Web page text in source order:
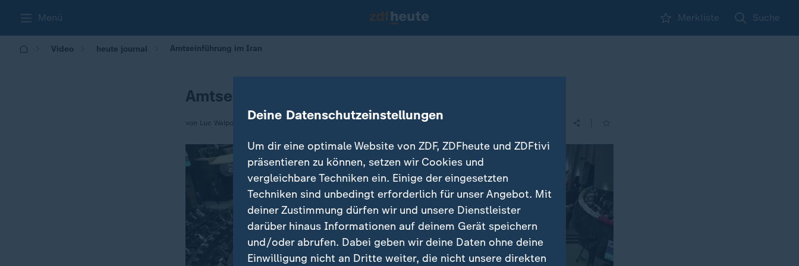
Menü Merkliste Suche
Video heute journal Amtseinführung im Iran
Amtseinführung im Iran
von Luc Walpot Deine Datenschutzeinstellungen
Um dir eine optimale Website von ZDF, ZDFheute und ZDFtivi
präsentieren zu können, setzen wir Cookies und
vergleichbare Techniken ein. Einige der eingesetzten
Techniken sind unbedingt erforderlich für unser Angebot. Mit
deiner Zustimmung dürfen wir und unsere Dienstleister
darüber hinaus Informationen auf deinem Gerät speichern
und/oder abrufen. Dabei geben wir deine Daten ohne deine
Einwilligung nicht an Dritte weiter, die nicht unsere direkten